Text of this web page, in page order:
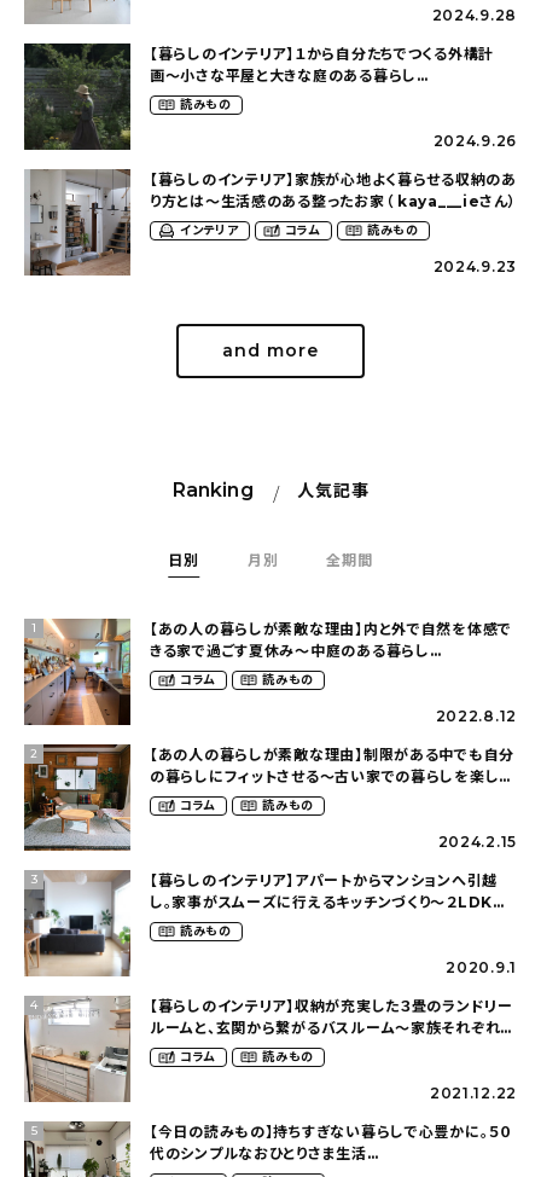
2024.9.28
【暮らしのインテリア】１から自分たちでつくる外構計
画〜小さな平屋と大きな庭のある暮らし
（tsumikiniwaさん）
読みもの
2024.9.26
【暮らしのインテリア】家族が心地よく暮らせる収納のあ
り方とは〜生活感のある整ったお家（ kaya___ieさん）
インテリア コラム 読みもの
2024.9.23
and more
Ranking 人気記事
日別 月別 全期間
1
【あの人の暮らしが素敵な理由】内と外で自然を体感で
きる家で過ごす夏休み〜中庭のある暮らし
（yume_2700さん）
コラム 読みもの
2022.8.12
2
【あの人の暮らしが素敵な理由】制限がある中でも自分
の暮らしにフィットさせる〜古い家での暮らしを楽しむ
（idasanchiさん）
コラム 読みもの
2024.2.15
3
【暮らしのインテリア】アパートからマンションへ引越
し。家事がスムーズに行えるキッチンづくり〜２LDKの
賃貸暮らし（mari_ppe_さん）
読みもの
2020.9.1
4
【暮らしのインテリア】収納が充実した３畳のランドリー
ルームと、玄関から繋がるバスルーム〜家族それぞれが
くつろげて、少し遊び心のある家（megu6465さん）
コラム 読みもの
2021.12.22
5
【今日の読みもの】持ちすぎない暮らしで心豊かに。５０
代のシンプルなおひとりさま生活